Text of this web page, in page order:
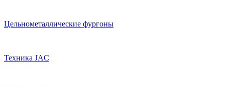
Цельнометаллические фургоны
Техника JAC